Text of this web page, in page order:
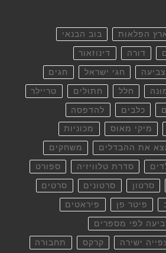
הפלאות בוב הבנאי
דורה דינוזאור
חגי ישראל חגים
חלל חתולים טריילר
כלבים להדפסה
מיקי מאוס מכוניות
את ההבדלים משחקים
סדרת טלוויזיה ספורט
סרטון סרטונים סרטים
פיטר פן פיראטים
לפי מספרים
ישירה קרקס תחבורה